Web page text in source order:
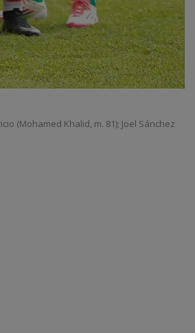
(Mohamed Khalid, m. 81); Joel Sánchez